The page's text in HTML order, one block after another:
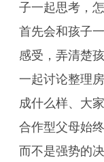
子一起思考，
首先会和孩子
感受，弄清楚
一起讨论整理
成什么样、大
合作型父母始
而不是强势的